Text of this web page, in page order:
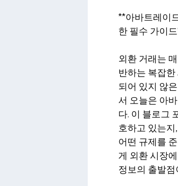
**아바트레이
한 필수 가이
외환 거래는
반하는 복잡
되어 있지 않
서 오늘은 아
다. 이 블로그
호하고 있는
어떤 규제를
게 외환 시장
정보의 출발